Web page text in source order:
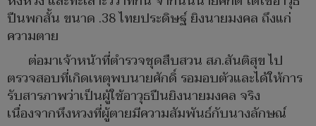
ปืนพกสั้น ขนาด .38 ไทยประดิษฐ์ ยิงนายมงคล ถึงแก่
ความตาย
ต่อมาเจ้าหน้าที่ตำรวจชุดสืบสวน สภ.สันติสุข ไป
ตรวจสอบที่เกิดเหตุพบนายศักดิ์ รอมอบตัวและได้ให้การ
รับสารภาพว่าเป็นผู้ใช้อาวุธปืนยิงนายมงคล จริง
เนื่องจากหึงหวงที่ผู้ตายมีความสัมพันธ์กับนางลักษณ์